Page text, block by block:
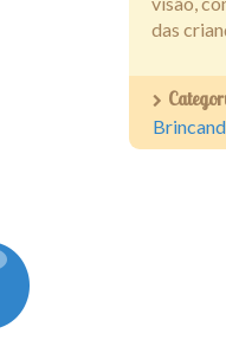
das